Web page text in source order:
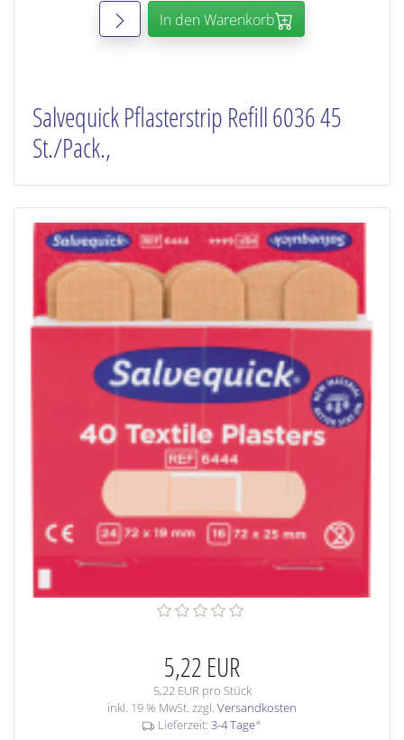
In den Warenkorb
Salvequick Pflasterstrip Refill 6036 45
St./Pack.,
5,22 EUR
5,22 EUR pro Stück
inkl. 19 % MwSt. zzgl. Versandkosten
Lieferzeit: 3-4 Tage*